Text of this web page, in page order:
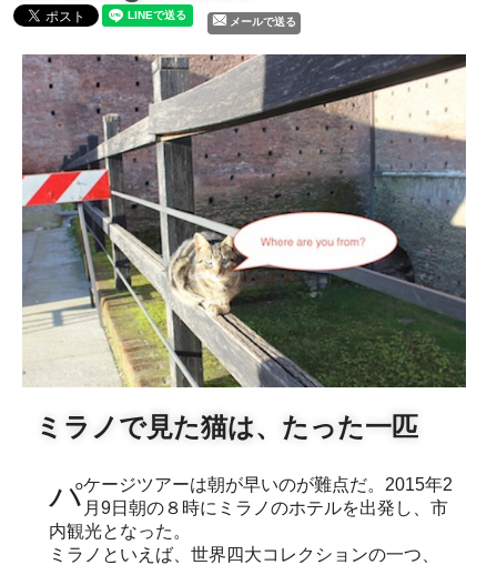
メールで送る
ミラノで見た猫は、たった一匹
パケージツアーは朝が早いのが難点だ。2015年2月9日朝の８時にミラノのホテルを出発し、市
内観光となった。
ミラノといえば、世界四大コレクションの一つ、